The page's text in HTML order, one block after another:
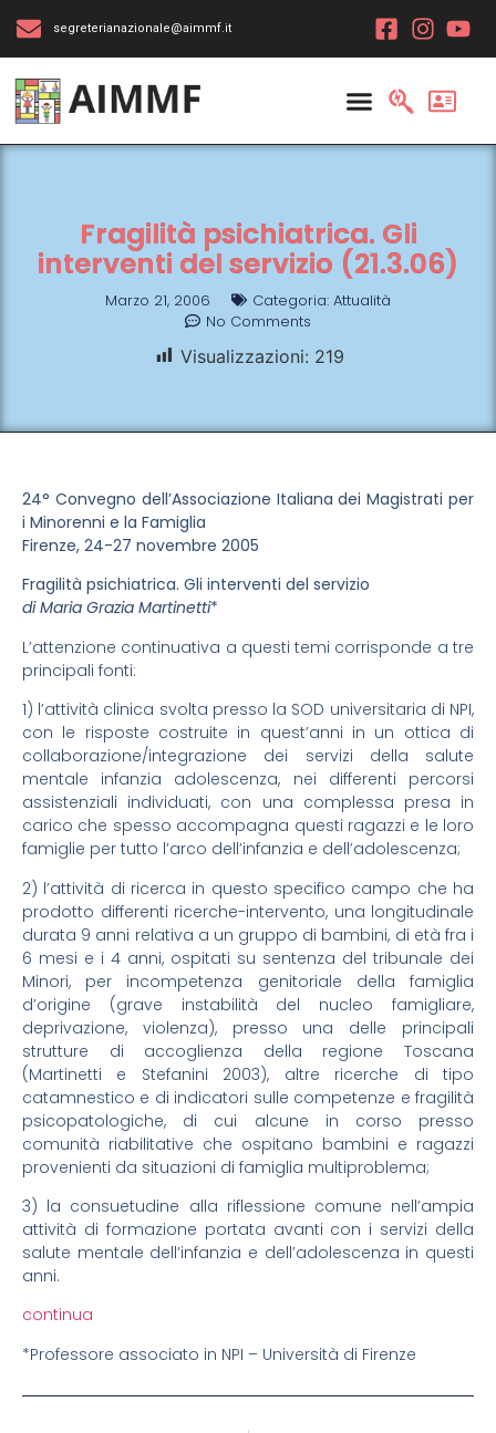
segreterianazionale@aimmf.it
Fragilità psichiatrica. Gli
interventi del servizio (21.3.06)
Marzo 21, 2006 Categoria: Attualità
No Comments
Visualizzazioni: 219
24° Convegno dell’Associazione Italiana dei Magistrati per
i Minorenni e la Famiglia
Firenze, 24-27 novembre 2005
Fragilità psichiatrica. Gli interventi del servizio
di Maria Grazia Martinetti*
L’attenzione continuativa a questi temi corrisponde a tre
principali fonti:
1) l’attività clinica svolta presso la SOD universitaria di NPI,
con le risposte costruite in quest’anni in un ottica di
collaborazione/integrazione dei servizi della salute
mentale infanzia adolescenza, nei differenti percorsi
assistenziali individuati, con una complessa presa in
carico che spesso accompagna questi ragazzi e le loro
famiglie per tutto l’arco dell’infanzia e dell’adolescenza;
2) l’attività di ricerca in questo specifico campo che ha
prodotto differenti ricerche-intervento, una longitudinale
durata 9 anni relativa a un gruppo di bambini, di età fra i
6 mesi e i 4 anni, ospitati su sentenza del tribunale dei
Minori, per incompetenza genitoriale della famiglia
d’origine (grave instabilità del nucleo famigliare,
deprivazione, violenza), presso una delle principali
strutture di accoglienza della regione Toscana
(Martinetti e Stefanini 2003), altre ricerche di tipo
catamnestico e di indicatori sulle competenze e fragilità
psicopatologiche, di cui alcune in corso presso
comunità riabilitative che ospitano bambini e ragazzi
provenienti da situazioni di famiglia multiproblema;
3) la consuetudine alla riflessione comune nell’ampia
attività di formazione portata avanti con i servizi della
salute mentale dell’infanzia e dell’adolescenza in questi
anni.
continua
*Professore associato in NPI – Università di Firenze